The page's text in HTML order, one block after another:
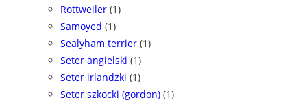
Rottweiler (1)
Samoyed (1)
Sealyham terrier (1)
Seter angielski (1)
Seter irlandzki (1)
Seter szkocki (gordon) (1)